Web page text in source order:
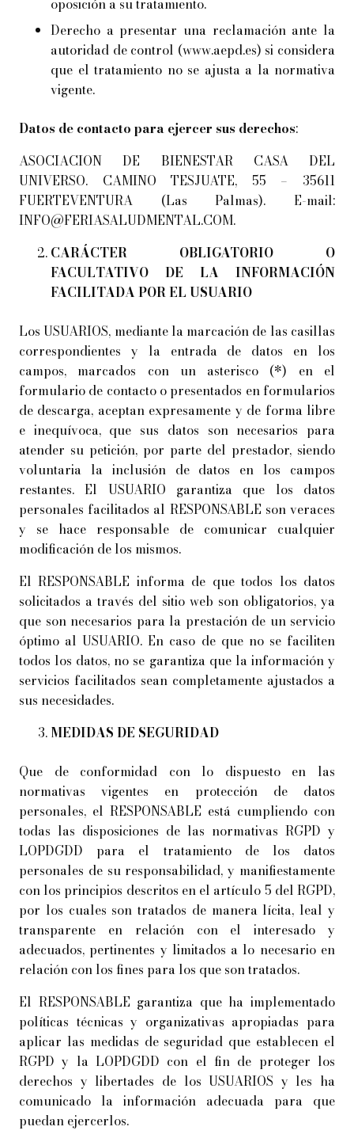
Derecho a presentar una reclamación ante la
autoridad de control (www.aepd.es) si considera
que el tratamiento no se ajusta a la normativa
vigente.
Datos de contacto para ejercer sus derechos:
ASOCIACION DE BIENESTAR CASA DEL
UNIVERSO. CAMINO TESJUATE, 55 – 35611
FUERTEVENTURA (Las Palmas). E-mail:
INFO@FERIASALUDMENTAL.COM.
CARÁCTER OBLIGATORIO O
FACULTATIVO DE LA INFORMACIÓN
FACILITADA POR EL USUARIO
Los USUARIOS, mediante la marcación de las casillas
correspondientes y la entrada de datos en los
campos, marcados con un asterisco (*) en el
formulario de contacto o presentados en formularios
de descarga, aceptan expresamente y de forma libre
e inequívoca, que sus datos son necesarios para
atender su petición, por parte del prestador, siendo
voluntaria la inclusión de datos en los campos
restantes. El USUARIO garantiza que los datos
personales facilitados al RESPONSABLE son veraces
y se hace responsable de comunicar cualquier
modificación de los mismos.
El RESPONSABLE informa de que todos los datos
solicitados a través del sitio web son obligatorios, ya
que son necesarios para la prestación de un servicio
óptimo al USUARIO. En caso de que no se faciliten
todos los datos, no se garantiza que la información y
servicios facilitados sean completamente ajustados a
sus necesidades.
MEDIDAS DE SEGURIDAD
Que de conformidad con lo dispuesto en las
normativas vigentes en protección de datos
personales, el RESPONSABLE está cumpliendo con
todas las disposiciones de las normativas RGPD y
LOPDGDD para el tratamiento de los datos
personales de su responsabilidad, y manifiestamente
con los principios descritos en el artículo 5 del RGPD,
por los cuales son tratados de manera lícita, leal y
transparente en relación con el interesado y
adecuados, pertinentes y limitados a lo necesario en
relación con los fines para los que son tratados.
El RESPONSABLE garantiza que ha implementado
políticas técnicas y organizativas apropiadas para
aplicar las medidas de seguridad que establecen el
RGPD y la LOPDGDD con el fin de proteger los
derechos y libertades de los USUARIOS y les ha
comunicado la información adecuada para que
puedan ejercerlos.